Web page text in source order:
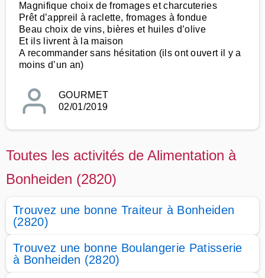
Magnifique choix de fromages et charcuteries
Prêt d’appreil à raclette, fromages à fondue
Beau choix de vins, bières et huiles d’olive
Et ils livrent à la maison
A recommander sans hésitation (ils ont ouvert il y a
moins d’un an)
GOURMET
02/01/2019
Toutes les activités de Alimentation à
Bonheiden (2820)
Trouvez une bonne Traiteur à Bonheiden
(2820)
Trouvez une bonne Boulangerie Patisserie
à Bonheiden (2820)